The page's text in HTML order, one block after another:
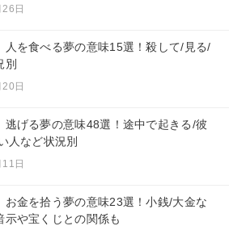
日
人を食べる夢の意味15選！殺して/見る/
別
日
逃げる夢の意味48選！途中で起きる/彼
人など状況別
日
お金を拾う夢の意味23選！小銭/大金な
示や宝くじとの関係も